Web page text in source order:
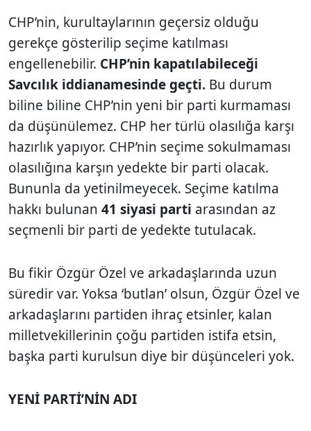
CHP’nin, kurultaylarının geçersiz olduğu
gerekçe gösterilip seçime katılması
engellenebilir. CHP’nin kapatılabileceği
Savcılık iddianamesinde geçti. Bu durum
biline biline CHP’nin yeni bir parti kurmaması
da düşünülemez. CHP her türlü olasılığa karşı
hazırlık yapıyor. CHP’nin seçime sokulmaması
olasılığına karşın yedekte bir parti olacak.
Bununla da yetinilmeyecek. Seçime katılma
hakkı bulunan 41 siyasi parti arasından az
seçmenli bir parti de yedekte tutulacak.
Bu fikir Özgür Özel ve arkadaşlarında uzun
süredir var. Yoksa ‘butlan’ olsun, Özgür Özel ve
arkadaşlarını partiden ihraç etsinler, kalan
milletvekillerinin çoğu partiden istifa etsin,
başka parti kurulsun diye bir düşünceleri yok.
YENİ PARTİ’NİN ADI